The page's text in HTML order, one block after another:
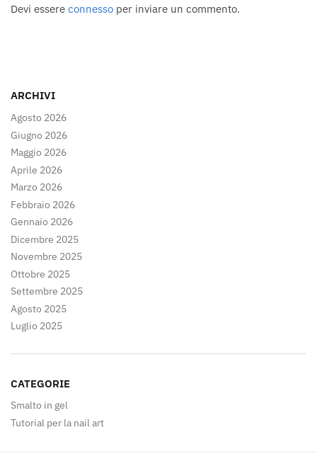
Devi essere connesso per inviare un commento.
ARCHIVI
Agosto 2026
Giugno 2026
Maggio 2026
Aprile 2026
Marzo 2026
Febbraio 2026
Gennaio 2026
Dicembre 2025
Novembre 2025
Ottobre 2025
Settembre 2025
Agosto 2025
Luglio 2025
CATEGORIE
Smalto in gel
Tutorial per la nail art